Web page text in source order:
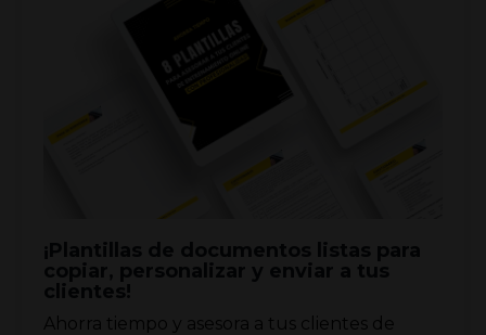
Ahorra tiempo y asesora a tus clientes de